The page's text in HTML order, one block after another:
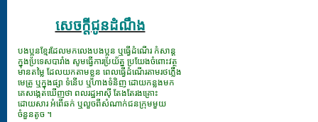
សេចក្ដីជូនដំណឹង
បងប្អូនខ្មែរដែលមកលេងបងប្អូន ឬធ្វើដំណើរ កំសាន្ត
ក្នុងប្រទេសបារាំង សូមធ្វើការប្រយ័ត្ន ប្រយែងចំពោះវត្ថុ
មានតម្លៃ ដែលយកតាមខ្លួន ពេលធ្វើដំណើរតាមរថភ្លើង
មេត្រូ ឬក្នុងផ្សា ទំនើប ឬហាងទំនិញ ដោយកន្លងមក
គេសង្កេតឃើញថា ពលរដ្ឋអាស៊ី តែងតែរងគ្រោះ
ដោយសារ អំពើឆក់ ឬលួចពីសំណាក់ជនក្រុមមួយ
ចំនួនតូច ។